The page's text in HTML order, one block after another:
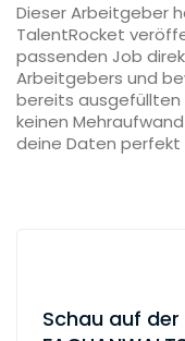
Dieser Arbeitgeber
TalentRocket
passenden Job
Arbeitgebers und
bereits ausgefüllten
keinen
deine Daten
Schau auf der